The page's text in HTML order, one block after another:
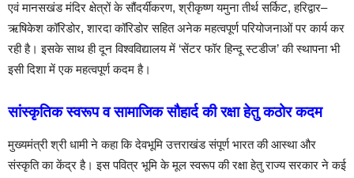
एवं मानसखंड मंदिर क्षेत्रों के सौंदर्यीकरण, श्रीकृष्ण यमुना तीर्थ सर्किट, हरिद्वार–
ऋषिकेश कॉरिडोर, शारदा कॉरिडोर सहित अनेक महत्वपूर्ण परियोजनाओं पर कार्य कर
रही है। इसके साथ ही दून विश्वविद्यालय में ‘सेंटर फॉर हिन्दू स्टडीज’ की स्थापना भी
इसी दिशा में एक महत्वपूर्ण कदम है।
सांस्कृतिक स्वरूप व सामाजिक सौहार्द की रक्षा हेतु कठोर कदम
मुख्यमंत्री श्री धामी ने कहा कि देवभूमि उत्तराखंड संपूर्ण भारत की आस्था और
संस्कृति का केंद्र है। इस पवित्र भूमि के मूल स्वरूप की रक्षा हेतु राज्य सरकार ने कई